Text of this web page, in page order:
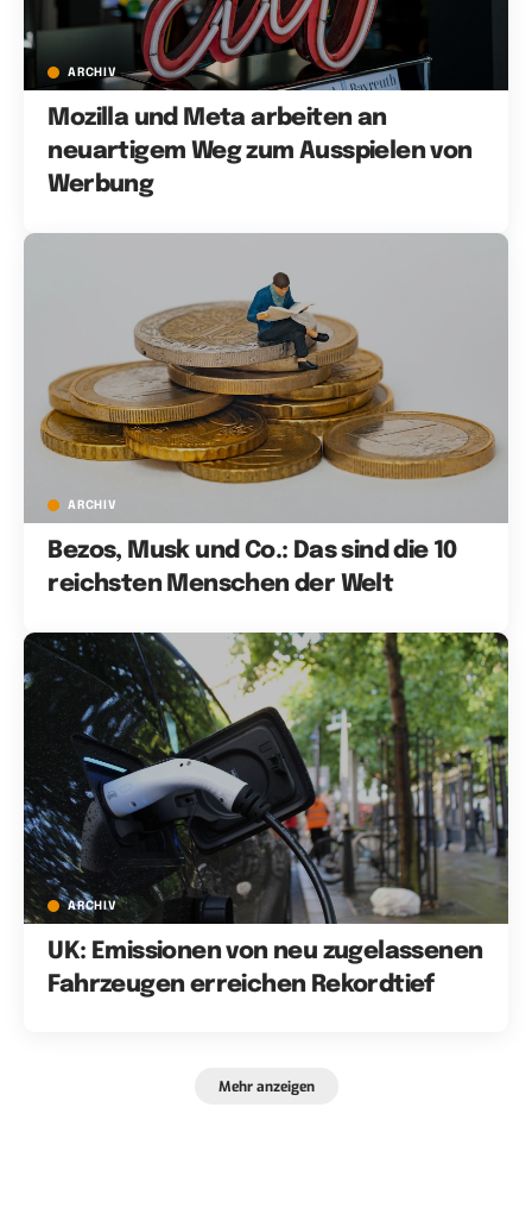
ARCHIV
Mozilla und Meta arbeiten an
neuartigem Weg zum Ausspielen von
Werbung
ARCHIV
Bezos, Musk und Co.: Das sind die 10
reichsten Menschen der Welt
ARCHIV
UK: Emissionen von neu zugelassenen
Fahrzeugen erreichen Rekordtief
Mehr anzeigen